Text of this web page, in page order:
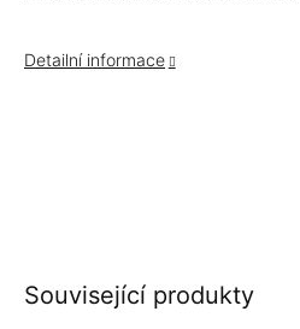
Detailní informace
Související produkty